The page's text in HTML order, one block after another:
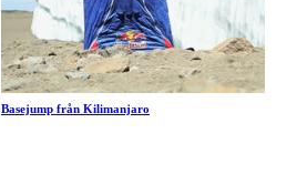
Basejump från Kilimanjaro